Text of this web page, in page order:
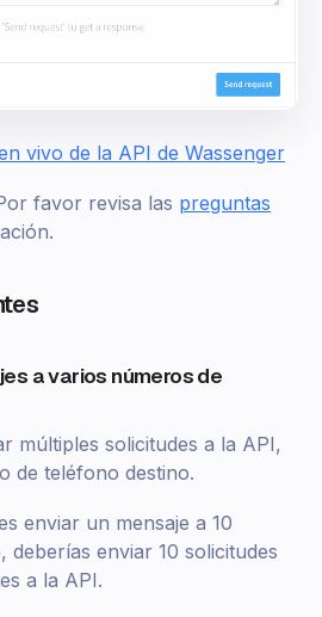
vivo de la API de Wassenger
favor revisa las preguntas
a varios números de
múltiples solicitudes a la API,
de teléfono destino.
enviar un mensaje a 10
deberías enviar 10 solicitudes
a la API.